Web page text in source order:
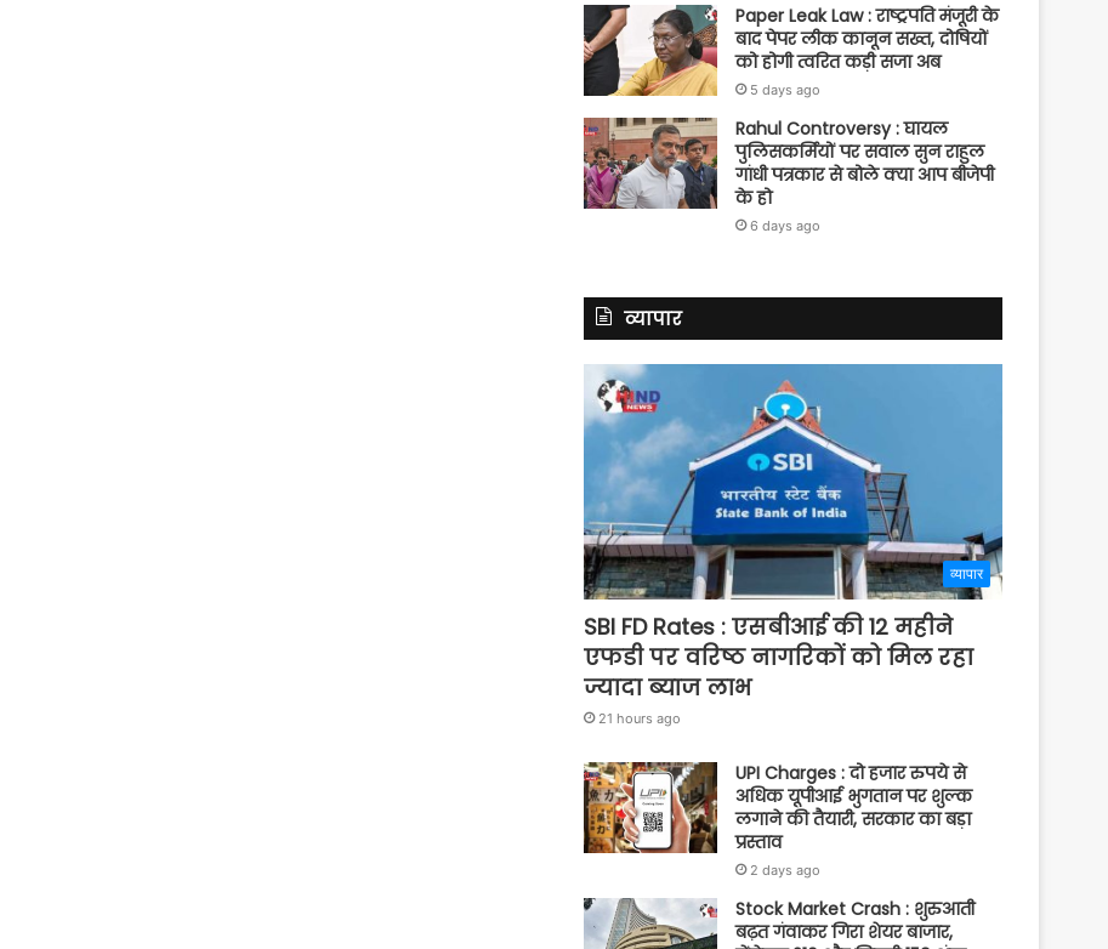
Paper Leak Law : राष्ट्रपति मंजूरी के
बाद पेपर लीक कानून सख्त, दोषियों
को होगी त्वरित कड़ी सजा अब
5 days ago
Rahul Controversy : घायल
पुलिसकर्मियों पर सवाल सुन राहुल
गांधी पत्रकार से बोले क्या आप बीजेपी
के हो
6 days ago
व्यापार
व्यापार
SBI FD Rates : एसबीआई की 12 महीने
एफडी पर वरिष्ठ नागरिकों को मिल रहा
ज्यादा ब्याज लाभ
21 hours ago
UPI Charges : दो हजार रुपये से
अधिक यूपीआई भुगतान पर शुल्क
लगाने की तैयारी, सरकार का बड़ा
प्रस्ताव
2 days ago
Stock Market Crash : शुरुआती
बढ़त गंवाकर गिरा शेयर बाजार,